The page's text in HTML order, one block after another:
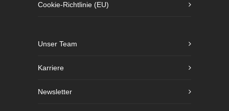
Cookie-Richtlinie (EU)
Unser Team
Karriere
Newsletter